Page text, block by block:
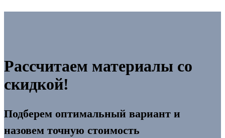
Рассчитаем материалы со
скидкой!
Подберем оптимальный вариант и
назовем точную стоимость